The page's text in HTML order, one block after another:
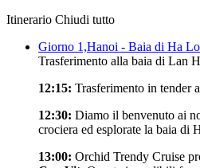
Itinerario Chiudi tutto
Giorno 1,Hanoi - Baia di Ha
Trasferimento alla baia di Lan
12:15: Trasferimento in
12:30: Diamo il benvenuto ai
crociera ed esplorate la baia di
13:00: Orchid Trendy Cruise